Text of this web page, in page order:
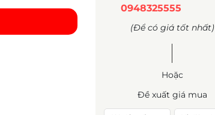
0948325555
(Để có giá tốt nhất)
Hoặc
Đề xuất giá mua